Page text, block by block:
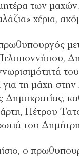
των
χέρια,
για τη μάχη
Πέτρου
του
ο